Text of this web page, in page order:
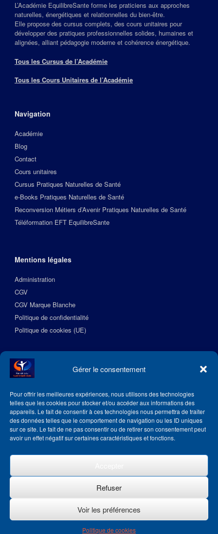
Gérer le consentement
Pour offrir les meilleures expériences, nous utilisons des technologies
telles que les cookies pour stocker et/ou accéder aux informations des
appareils. Le fait de consentir à ces technologies nous permettra de traiter
des données telles que le comportement de navigation ou les ID uniques
sur ce site. Le fait de ne pas consentir ou de retirer son consentement peut
avoir un effet négatif sur certaines caractéristiques et fonctions.
Refuser
Voir les préférences
Politique de cookies
L’Académie EquilibreSante forme les praticiens aux approches
naturelles, énergétiques et relationnelles du bien‑être.
Elle propose des cursus complets, des cours unitaires pour
développer des pratiques professionnelles solides, humaines et
alignées, alliant pédagogie moderne et cohérence énergétique.
Tous les Cursus de l’Académie
Tous les Cours Unitaires de l’Académie
Navigation
Académie
Blog
Contact
Cours unitaires
Cursus Pratiques Naturelles de Santé
e-Books Pratiques Naturelles de Santé
Reconversion Métiers d’Avenir Pratiques Naturelles de Santé
Téléformation EFT EquilibreSante
Mentions légales
Administration
CGV
CGV Marque Blanche
Politique de confidentialité
Politique de cookies (UE)
Suivez l’Académie EquilibreSante
Theme bySiteOrigin